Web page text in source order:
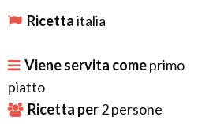
Ricettaitalia
Viene servita comeprimo
piatto
Ricetta per2persone